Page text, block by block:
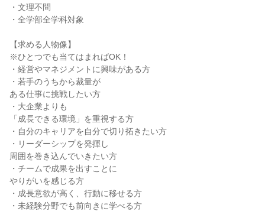
・文理不問
・全学部全学科対象
【求める人物像】
※ひとつでも当てはまればOK！
・経営やマネジメントに興味がある方
・若手のうちから裁量が
ある仕事に挑戦したい方
・大企業よりも
「成長できる環境」を重視する方
・自分のキャリアを自分で切り拓きたい方
・リーダーシップを発揮し
周囲を巻き込んでいきたい方
・チームで成果を出すことに
やりがいを感じる方
・成長意欲が高く、行動に移せる方
・未経験分野でも前向きに学べる方